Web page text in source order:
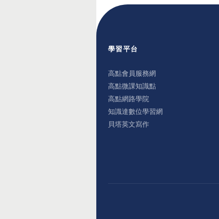
學習平台
高點會員服務網
高點微課知識點
高點網路學院
知識達數位學習網
貝塔英文寫作